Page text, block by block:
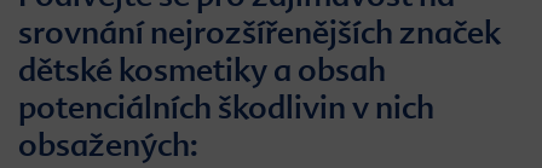
srovnání nejrozšířenějších značek
dětské kosmetiky a obsah
potenciálních škodlivin v nich
obsažených: